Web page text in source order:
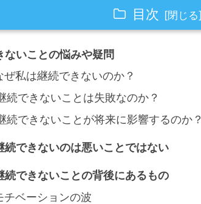
目次
ないことの悩みや疑問
ぜ私は継続できないのか？
続できないことは失敗なのか？
続できないことが将来に影響するのか？
続できないのは悪いことではない
続できないことの背後にあるもの
チベーションの波